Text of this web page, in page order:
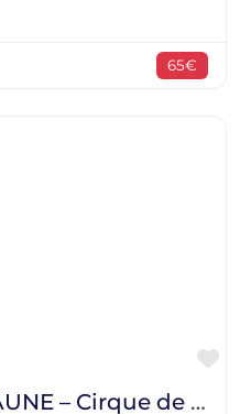
65€
Canyon de FLEUR JAUNE – Cirque de Cilaos